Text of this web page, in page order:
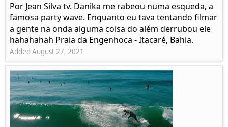
Por Jean Silva tv. Danika me rabeou numa esqueda, a
famosa party wave. Enquanto eu tava tentando filmar
a gente na onda alguma coisa do além derrubou ele
hahahahah Praia da Engenhoca - Itacaré, Bahia.
Added August 27, 2021